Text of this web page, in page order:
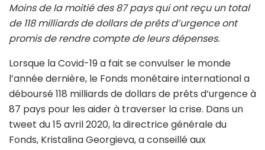
Moins de la moitié des 87 pays qui ont reçu un total
de 118 milliards de dollars de prêts d’urgence ont
promis de rendre compte de leurs dépenses.
Lorsque la Covid-19 a fait se convulser le monde
l’année dernière, le Fonds monétaire international a
déboursé 118 milliards de dollars de prêts d’urgence à
87 pays pour les aider à traverser la crise. Dans un
tweet du 15 avril 2020, la directrice générale du
Fonds, Kristalina Georgieva, a conseillé aux